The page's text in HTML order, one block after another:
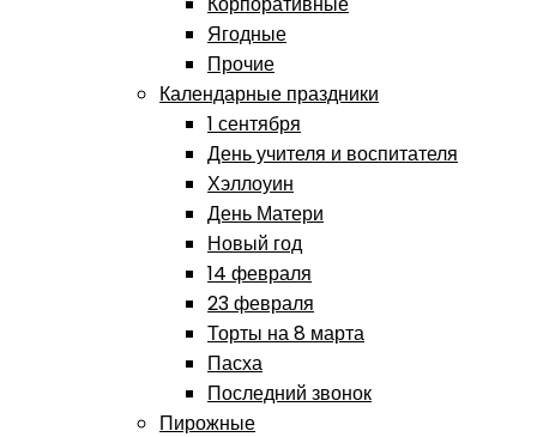
Ягодные
Прочие
Календарные праздники
1 сентября
День учителя и воспитателя
Хэллоуин
День Матери
Новый год
14 февраля
23 февраля
Торты на 8 марта
Пасха
Последний звонок
Пирожные